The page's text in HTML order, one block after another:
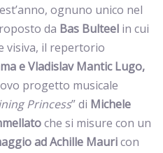
ognuno unico nel
da Bas Bulteel in cui
visiva, il repertorio
e Vladislav Mantic Lugo,
progetto musicale
Princess” di Michele
che si misure con un
ad Achille Mauricon